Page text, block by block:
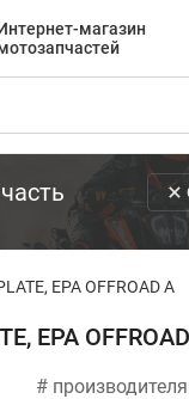
магазин
EPA OFFROAD A
EPA
#